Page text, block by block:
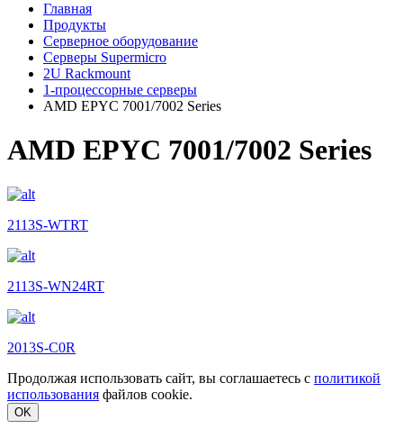
Главная
Продукты
Серверное оборудование
Серверы Supermicro
2U Rackmount
1-процессорные серверы
AMD EPYC 7001/7002 Series
AMD EPYC 7001/7002 Series
2113S-WTRT
2113S-WN24RT
2013S-C0R
Продолжая использовать сайт, вы соглашаетесь с политикой
использования файлов cookie.
OK